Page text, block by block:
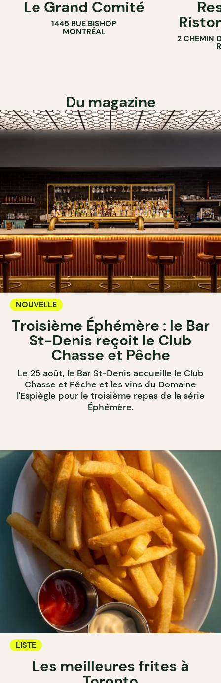
Le Grand Comité
1445 RUE BISHOP
MONTRÉAL
2 CHEMIN
Du magazine
NOUVELLE
Troisième Éphémère : le Bar
St-Denis reçoit le Club
Chasse et Pêche
Le 25 août, le Bar St-Denis accueille le Club
Chasse et Pêche et les vins du Domaine
l'Espiègle pour le troisième repas de la série
Éphémère.
LISTE
Les meilleures frites à